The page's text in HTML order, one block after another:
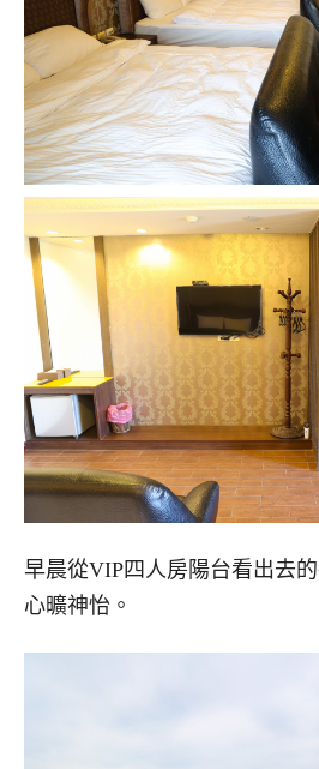
早晨從VIP四人房陽台看出去
心曠神怡。